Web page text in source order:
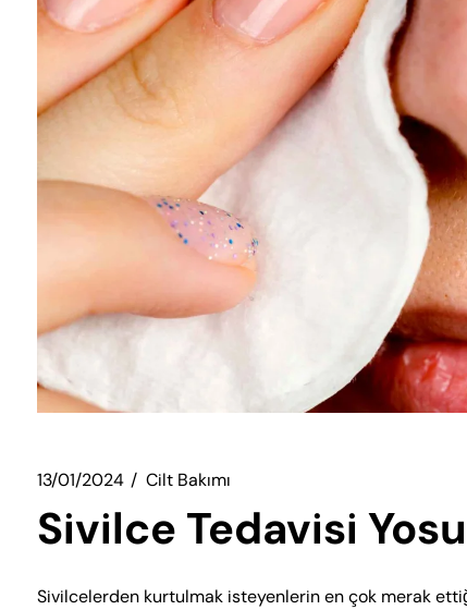
13/01/2024 Cilt Bakımı
Sivilce Tedavisi
Sivilcelerden kurtulmak isteyenlerin en çok merak